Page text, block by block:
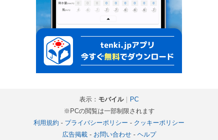
表示： モバイル｜ PC
※PCの閲覧は一部制限されます
利用規約 - プライバシーポリシー - クッキーポリシー
広告掲載- お問い合わせ- ヘルプ